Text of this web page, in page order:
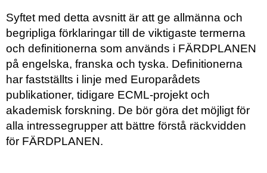
Syftet med detta avsnitt är att ge allmänna och
begripliga förklaringar till de viktigaste termerna
och definitionerna som används i FÄRDPLANEN
på engelska, franska och tyska. Definitionerna
har fastställts i linje med Europarådets
publikationer, tidigare ECML-projekt och
akademisk forskning. De bör göra det möjligt för
alla intressegrupper att bättre förstå räckvidden
för FÄRDPLANEN.